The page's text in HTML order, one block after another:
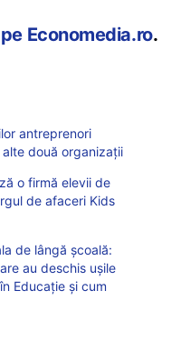
Economedia.ro.
antreprenori
două organizații
o firmă elevii de
de afaceri Kids
de lângă școală:
au deschis ușile
Educație și cum